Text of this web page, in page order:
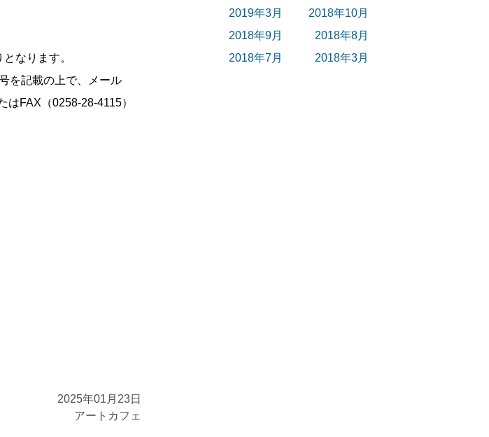
なります。
を記載の上で、メール
はFAX（0258-28-4115）
2025年01月23日
アートカフェ
2019年3月
2018年10月
2018年9月
2018年8月
2018年7月
2018年3月